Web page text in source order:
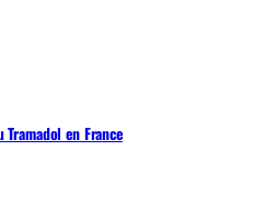
en France